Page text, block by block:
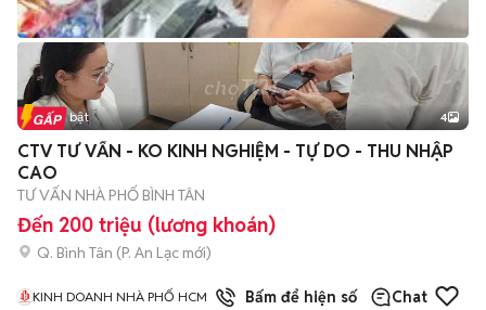
Tin nổi bật 4
CTV TƯ VẤN - KO KINH NGHIỆM - TỰ DO - THU NHẬP
CAO
TƯ VẤN NHÀ PHỐ BÌNH TÂN
Đến 200 triệu (lương khoán)
Q. Bình Tân (P. An Lạc mới)
KINH DOANH NHÀ PHỐ HCM 1đã bánBấm để hiện số Chat